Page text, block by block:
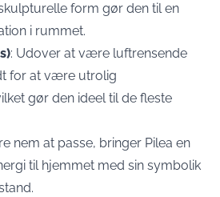
form gør den til en
i rummet.
: Udover at være luftrensende
for at være utrolig
gør den ideel til de fleste
nem at passe, bringer Pilea en
til hjemmet med sin symbolik